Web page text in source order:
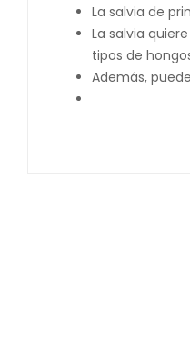
La salvia de
La salvia
tipos de
Además,